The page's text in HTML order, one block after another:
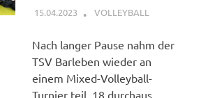
15.04.2023 PETER SCHREIBER
VOLLEYBALL
Nach langer Pause nahm der
TSV Barleben wieder an
einem Mixed-Volleyball-
Turnier teil. 18 durchaus